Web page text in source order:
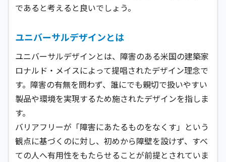
であると考えると良いでしょう。
ユニバーサルデザインとは
ユニバーサルデザインとは、障害のある米国の建築家
ロナルド・メイスによって提唱されたデザイン理念で
す。障害の有無を問わず、誰にでも親切で扱いやすい
製品や環境を実現するため施されたデザインを指しま
す。
バリアフリーが「障害にあたるものをなくす」という
観点に基づくのに対し、初めから障壁を設けず、すべ
ての人へ有用性をもたらせることが前提とされていま